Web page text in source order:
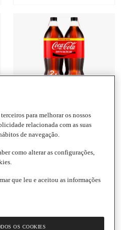
3,69 €
1,05 € / Litro
Refrigerante sem Açúcar
Cola
para melhorar os nossos
relacionada com as suas
de navegação.
como alterar as configurações,
que leu e aceitou as informações
OS COOKIES